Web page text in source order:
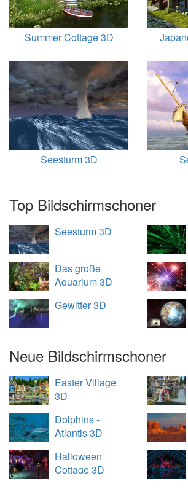
Summer Cottage 3D
Seesturm 3D
Top Bildschirmschoner
Seesturm 3D
Das große
Aquarium 3D
Gewitter 3D
Neue Bildschirmschoner
Easter Village
3D
Dolphins -
Atlantis 3D
Halloween
Cottage 3D